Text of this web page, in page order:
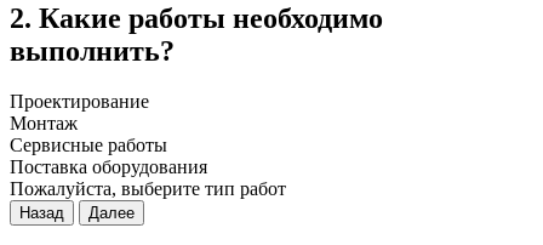
2. Какие работы необходимо
выполнить?
Проектирование
Монтаж
Сервисные работы
Поставка оборудования
Пожалуйста, выберите тип работ
Назад Далее